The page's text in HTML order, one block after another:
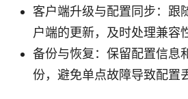
客户端升级与配置同步：跟
户端的更新，及时处理兼容
备份与恢复：保留配置信息
份，避免单点故障导致配置